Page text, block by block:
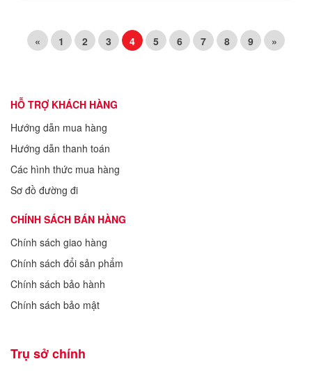
« 1 2 3 4 5 6 7 8 9 »
HỖ TRỢ KHÁCH HÀNG
Hướng dẫn mua hàng
Hướng dẫn thanh toán
Các hình thức mua hàng
Sơ đồ đường đi
CHÍNH SÁCH BÁN HÀNG
Chính sách giao hàng
Chính sách đổi sản phẩm
Chính sách bảo hành
Chính sách bảo mật
Trụ sở chính